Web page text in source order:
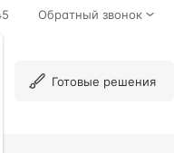
Обратный звонок
Готовые решения